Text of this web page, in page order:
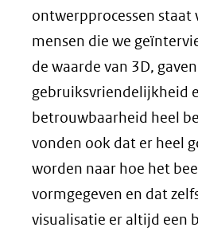
ontwerpprocessen staat
mensen die we
de waarde van 3D,
gebruiksvriendelijkheid
betrouwbaarheid heel
vonden ook dat er heel
worden naar hoe het
vormgegeven en dat
visualisatie er altijd een